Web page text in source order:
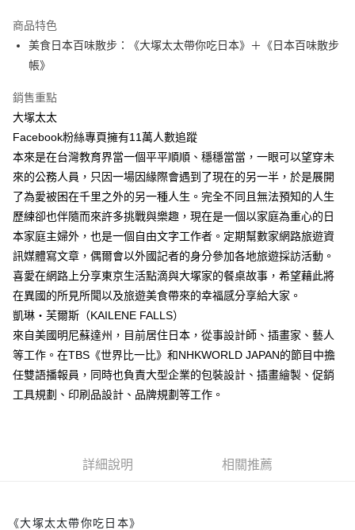
運送方式
付款後全家取貨
每筆NT$60，滿NT$499(含以上)免運費
付款後7-11取貨
每筆NT$60，滿NT$499(含以上)免運費
宅配
每筆NT$100，滿NT$499(含以上)免運費
商品特色
美食日本百味散步：《大塚太太帶你吃日本》＋《日本百味散步
帳》
銷售重點
大塚太太
Facebook粉絲專頁擁有11萬人數追蹤
本來是在台灣教育界當一個平平順順、穩穩當當，一眼可以望穿未
來的公務人員，只因一場因緣際會遇到了現在的另一半，於是展開
了為愛被困在千里之外的另一種人生。完全不同且無法預知的人生
歷練卻也伴隨而來許多挑戰與樂趣，現在是一個以家庭為重心的日
本家庭主婦外，也是一個自由文字工作者。定期幫數家網路旅遊資
訊媒體寫文章，偶爾會以外國記者的身分參加各地旅遊採訪活動。
喜愛在網路上分享東京生活點滴與大塚家的餐桌故事，希望藉此將
在異國的所見所聞以及旅遊美食帶來的幸福感分享給大家。
凱琳‧芙爾斯（KAILENE FALLS）
來自美國明尼蘇達州，目前居住日本，從事設計師、插畫家、藝人
等工作。在TBS《世界比一比》和NHKWORLD JAPAN的節目中擔
任雙語播報員，同時也負責大型企業的包裝設計、插畫繪製、促銷
工具規劃、印刷品設計、品牌規劃等工作。
詳細說明 相關推薦
《大塚太太帶你吃日本》